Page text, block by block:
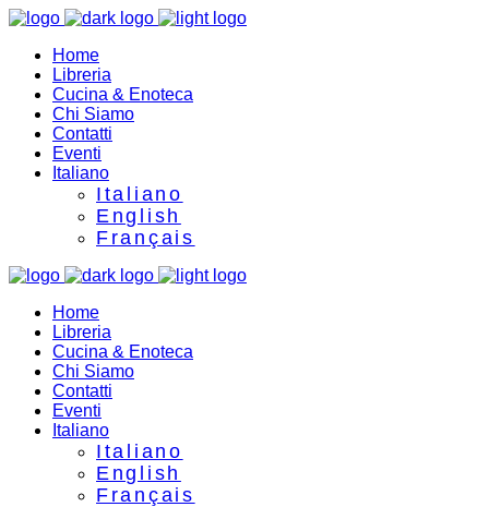
Home
Libreria
Cucina & Enoteca
Chi Siamo
Contatti
Eventi
Italiano
Italiano
English
Français
Home
Libreria
Cucina & Enoteca
Chi Siamo
Contatti
Eventi
Italiano
Italiano
English
Français